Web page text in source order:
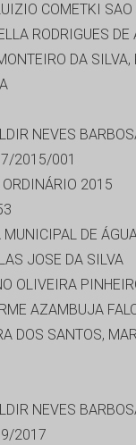
COMETKI SAO
RODRIGUES
DA SILVA,
NEVES
2015/001
ORDINÁRIO 2015
MUNICIPAL DE
JOSE DA SILVA
OLIVEIRA
AZAMBUJA
DOS SANTOS,
NEVES
2017